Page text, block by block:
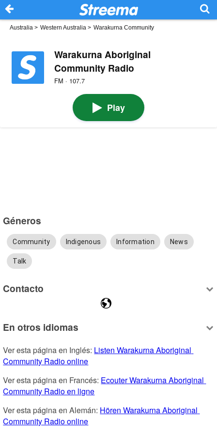
Australia > Western Australia > Warakurna Community
Warakurna Aboriginal
Community Radio
FM · 107.7
Play
Géneros
Community Indigenous Information News
Talk
Contacto
En otros idiomas
Ver esta página en Inglés: Listen Warakurna Aboriginal
Community Radio online
Ver esta página en Francés: Ecouter Warakurna Aboriginal
Community Radio en ligne
Ver esta página en Alemán: Hören Warakurna Aboriginal
Community Radio online